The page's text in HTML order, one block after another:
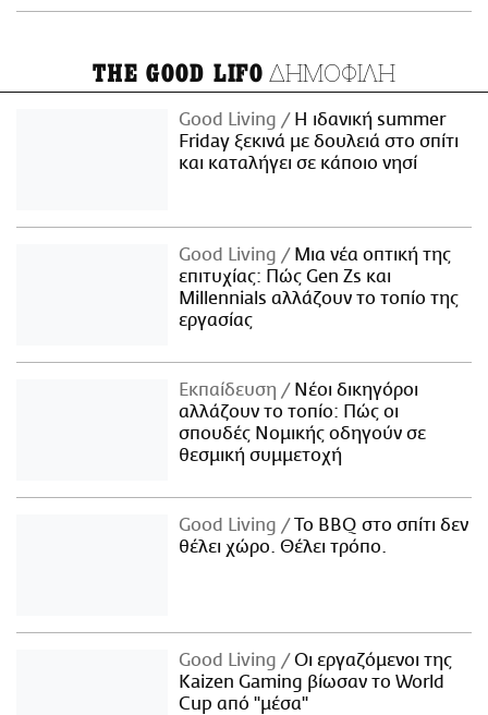
THE GOOD LIFO ΔΗΜΟΦΙΛΗ
Good Living
Η ιδανική summer
Friday ξεκινά με δουλειά στο σπίτι
και καταλήγει σε κάποιο νησί
Good Living
Μια νέα οπτική της
επιτυχίας: Πώς Gen Zs και
Millennials αλλάζουν το τοπίο της
εργασίας
Εκπαίδευση
Νέοι δικηγόροι
αλλάζουν το τοπίο: Πώς οι
σπουδές Νομικής οδηγούν σε
θεσμική συμμετοχή
Good Living
Το BBQ στο σπίτι δεν
θέλει χώρο. Θέλει τρόπο.
Good Living
Οι εργαζόμενοι της
Kaizen Gaming βίωσαν το World
Cup από "μέσα"